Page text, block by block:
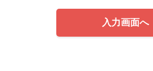
入力画面へ